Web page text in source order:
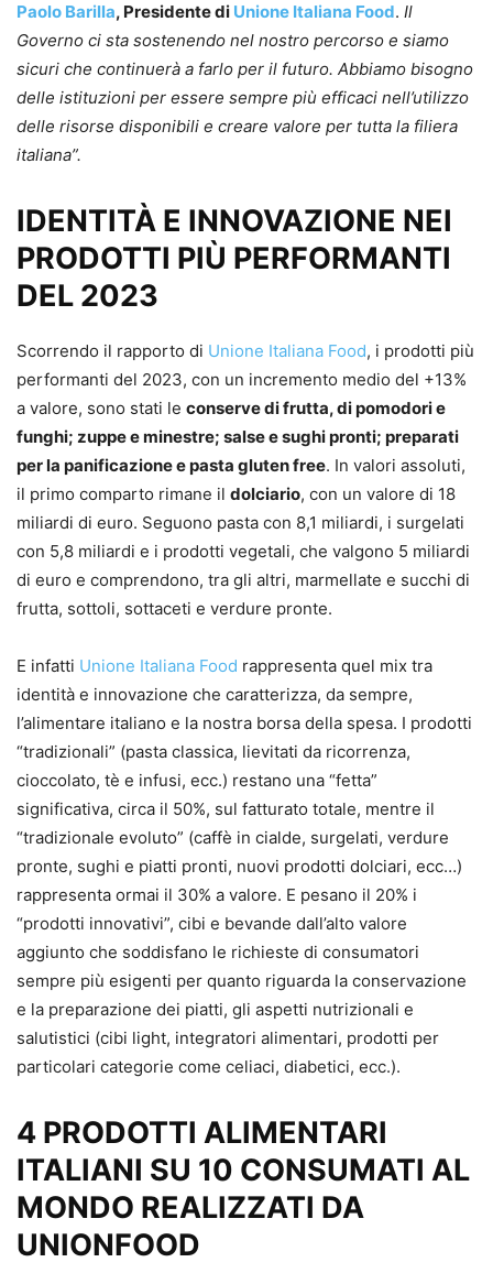
Paolo Barilla, Presidente di Unione Italiana Food. Il
Governo ci sta sostenendo nel nostro percorso e siamo
sicuri che continuerà a farlo per il futuro. Abbiamo bisogno
delle istituzioni per essere sempre più efficaci nell’utilizzo
delle risorse disponibili e creare valore per tutta la filiera
italiana”.
IDENTITÀ E INNOVAZIONE NEI
PRODOTTI PIÙ PERFORMANTI
DEL 2023
Scorrendo il rapporto di Unione Italiana Food, i prodotti più
performanti del 2023, con un incremento medio del +13%
a valore, sono stati le conserve di frutta, di pomodori e
funghi; zuppe e minestre; salse e sughi pronti; preparati
per la panificazione e pasta gluten free. In valori assoluti,
il primo comparto rimane il dolciario, con un valore di 18
miliardi di euro. Seguono pasta con 8,1 miliardi, i surgelati
con 5,8 miliardi e i prodotti vegetali, che valgono 5 miliardi
di euro e comprendono, tra gli altri, marmellate e succhi di
frutta, sottoli, sottaceti e verdure pronte.
E infatti Unione Italiana Food rappresenta quel mix tra
identità e innovazione che caratterizza, da sempre,
l’alimentare italiano e la nostra borsa della spesa. I prodotti
“tradizionali” (pasta classica, lievitati da ricorrenza,
cioccolato, tè e infusi, ecc.) restano una “fetta”
significativa, circa il 50%, sul fatturato totale, mentre il
“tradizionale evoluto” (caffè in cialde, surgelati, verdure
pronte, sughi e piatti pronti, nuovi prodotti dolciari, ecc…)
rappresenta ormai il 30% a valore. E pesano il 20% i
“prodotti innovativi”, cibi e bevande dall’alto valore
aggiunto che soddisfano le richieste di consumatori
sempre più esigenti per quanto riguarda la conservazione
e la preparazione dei piatti, gli aspetti nutrizionali e
salutistici (cibi light, integratori alimentari, prodotti per
particolari categorie come celiaci, diabetici, ecc.).
4 PRODOTTI ALIMENTARI
ITALIANI SU 10 CONSUMATI AL
MONDO REALIZZATI DA
UNIONFOOD